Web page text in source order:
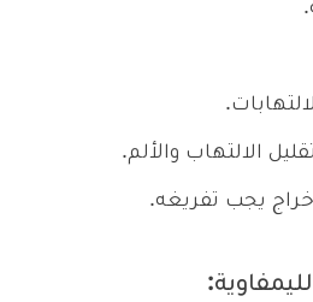
الالتهاب والألم.
خراج يجب تفريغه.